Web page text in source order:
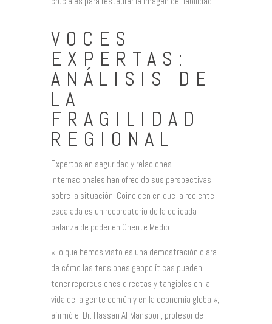
VOCES
EXPERTAS:
ANÁLISIS DE
LA
FRAGILIDAD
REGIONAL
Expertos en seguridad y relaciones
internacionales han ofrecido sus perspectivas
sobre la situación. Coinciden en que la reciente
escalada es un recordatorio de la delicada
balanza de poder en Oriente Medio.
«Lo que hemos visto es una demostración clara
de cómo las tensiones geopolíticas pueden
tener repercusiones directas y tangibles en la
vida de la gente común y en la economía global»,
afirmó el Dr. Hassan Al-Mansoori, profesor de